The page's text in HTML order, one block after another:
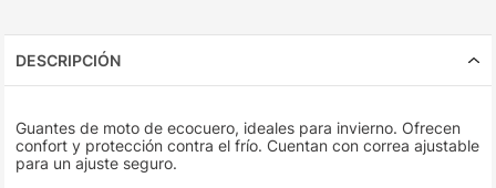
DESCRIPCIÓN
Guantes de moto de ecocuero, ideales para invierno. Ofrecen
confort y protección contra el frío. Cuentan con correa ajustable
para un ajuste seguro.